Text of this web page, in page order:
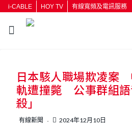
i-CABLE HOY TV 有線寬頻及電訊服務
按輸入鍵開始
日本駭人職場欺凌案
軌遭撞斃 公事群組語
殺」
有線新聞 2024年12月10日